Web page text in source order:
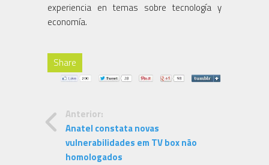
experiencia en temas sobre tecnología y
economía.
Share
Anterior:
Anatel constata novas
vulnerabilidades em TV box não
homologados